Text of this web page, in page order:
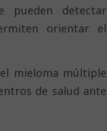
pueden detectar
orientar el
mieloma múltiple
de salud ante